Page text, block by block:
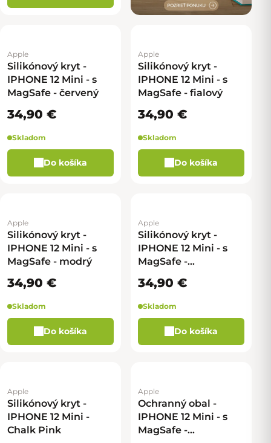
Apple
Silikónový kryt -
IPHONE 12 Mini - s
MagSafe - červený
34,90 €
Skladom
Do košíka
Apple
Silikónový kryt -
IPHONE 12 Mini - s
MagSafe - fialový
34,90 €
Skladom
Do košíka
Apple
Silikónový kryt -
IPHONE 12 Mini - s
MagSafe - modrý
34,90 €
Skladom
Do košíka
Apple
Silikónový kryt -
IPHONE 12 Mini - s
MagSafe -
34,90 €
Skladom
Do košíka
Apple
Silikónový kryt -
IPHONE 12 Mini -
Chalk Pink
Apple
Ochranný obal -
IPHONE 12 Mini - s
MagSafe -